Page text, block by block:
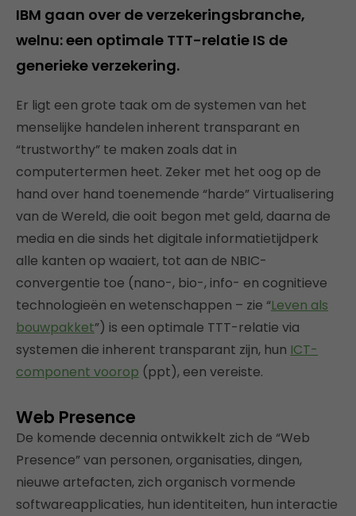
IBM gaan over de verzekeringsbranche,
welnu: een optimale TTT-relatie IS de
generieke verzekering.
Er ligt een grote taak om de systemen van het
menselijke handelen inherent transparant en
“trustworthy” te maken zoals dat in
computertermen heet. Zeker met het oog op de
hand over hand toenemende “harde” Virtualisering
van de Wereld, die ooit begon met geld, daarna de
media en die sinds het digitale informatietijdperk
alle kanten op waaiert, tot aan de NBIC-
convergentie toe (nano-, bio-, info- en cognitieve
technologieën en wetenschappen – zie “Leven als
bouwpakket”) is een optimale TTT-relatie via
systemen die inherent transparant zijn, hun ICT-
component voorop (ppt), een vereiste.
Web Presence
De komende decennia ontwikkelt zich de “Web
Presence” van personen, organisaties, dingen,
nieuwe artefacten, zich organisch vormende
softwareapplicaties, hun identiteiten, hun interactie